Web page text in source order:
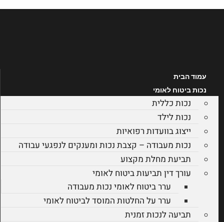
עמוד הבית
נכות ביטוח לאומי
נכות כללית
נכות לילד
ייצוג בוועדות רפואיות
נכות מעבודה – קצבת נכות ומענקים לנפגעי עבודה
תביעת מחלת מקצוע
עורך דין תביעות ביטוח לאומי
ערר ביטוח לאומי נכות מעבודה
ערר על החלטות המוסד לביטוח לאומי
תביעה לנכות זמנית